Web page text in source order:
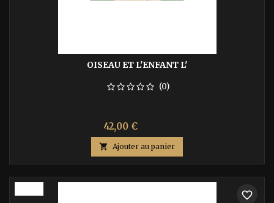
OISEAU ET L'ENFANT L'
(0)
Prix
42,00 €
base
 Ajouter au panier
favorite_border